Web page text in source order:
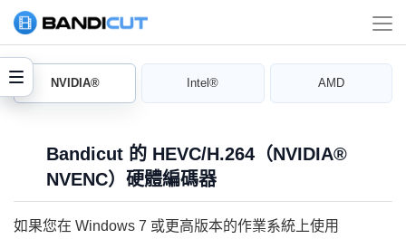
NVIDIA® Intel® AMD
Bandicut 的 HEVC/H.264（NVIDIA®
NVENC）硬體編碼器
如果您在 Windows 7 或更高版本的作業系統上使用